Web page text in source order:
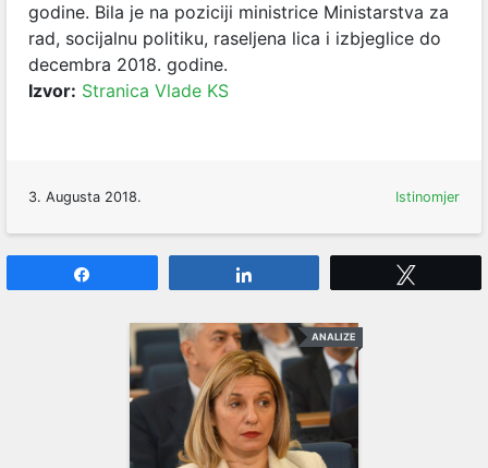
godine. Bila je na poziciji ministrice Ministarstva za
rad, socijalnu politiku, raseljena lica i izbjeglice do
decembra 2018. godine.
Izvor: Stranica Vlade KS
3. Augusta 2018. Istinomjer
ANALIZE